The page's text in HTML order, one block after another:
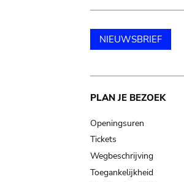
NIEUWSBRIEF
Main
navigation
PLAN JE BEZOEK
Openingsuren
Tickets
Wegbeschrijving
Toegankelijkheid